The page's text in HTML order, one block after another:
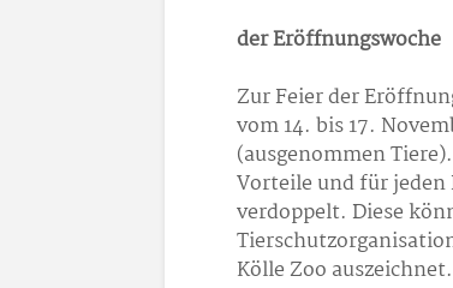
der Eröffnungswoche
Zur Feier der
vom 14. bis 17.
(ausgenommen
Vorteile und für
verdoppelt. Diese
Kölle Zoo auszeichnet.